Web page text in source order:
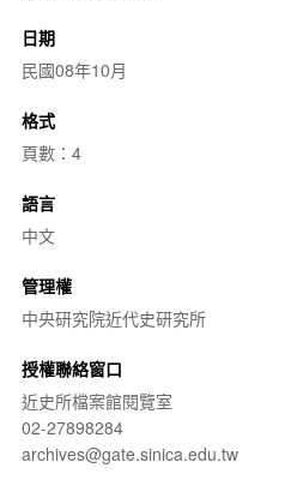
日期
民國08年10月
格式
頁數：4
語言
中文
管理權
中央研究院近代史研究所
授權聯絡窗口
近史所檔案館閱覽室
02-27898284
archives@gate.sinica.edu.tw